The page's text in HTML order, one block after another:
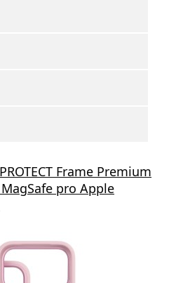
Frame Premium
pro Apple
výstupem, 17W
Metal Type-